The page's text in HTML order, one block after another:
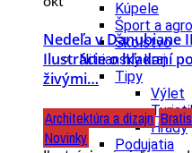
Kúpele
Šport a
Školstvo
Nitriansky kraj
Tipy
Výlet
Hrady
Podujatia
Nedeľa v Danubiane
Ilustrácie o hľadaní
živými…
Architektúra a dizajn
Novinky